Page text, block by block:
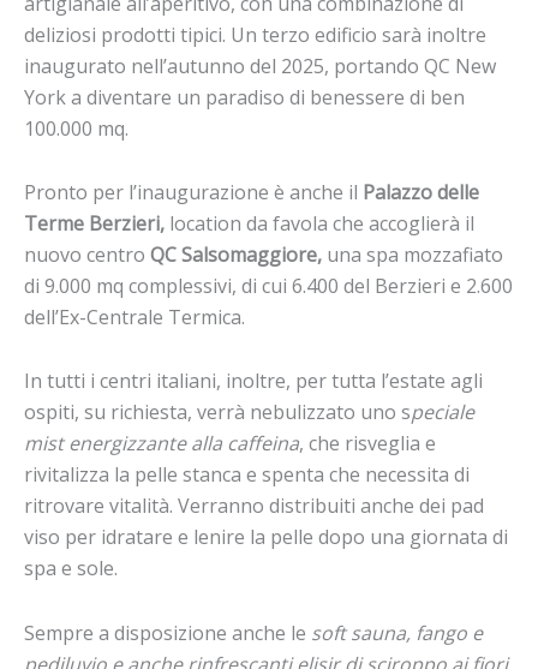
deliziosi prodotti tipici. Un terzo edificio sarà inoltre
inaugurato nell’autunno del 2025, portando QC New
York a diventare un paradiso di benessere di ben
100.000 mq.
Pronto per l’inaugurazione è anche il Palazzo delle
Terme Berzieri, location da favola che accoglierà il
nuovo centro QC Salsomaggiore, una spa mozzafiato
di 9.000 mq complessivi, di cui 6.400 del Berzieri e 2.600
dell’Ex-Centrale Termica.
In tutti i centri italiani, inoltre, per tutta l’estate agli
ospiti, su richiesta, verrà nebulizzato uno speciale
mist energizzante alla caffeina, che risveglia e
rivitalizza la pelle stanca e spenta che necessita di
ritrovare vitalità. Verranno distribuiti anche dei pad
viso per idratare e lenire la pelle dopo una giornata di
spa e sole.
Sempre a disposizione anche le soft sauna, fango e